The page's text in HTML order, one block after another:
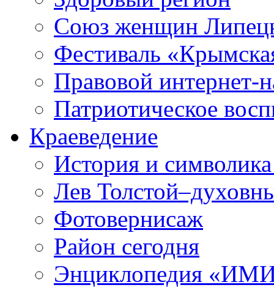
Союз женщин
Фестиваль
Правовой интернет-
Патриотическое
Краеведение
История и
Лев
Фотовернисаж
Район сегодня
Энциклопедия «ИМИ